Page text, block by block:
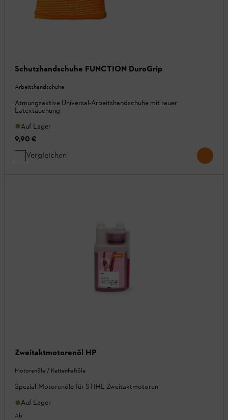
Schutzhandschuhe FUNCTION DuroGrip
Arbeitshandschuhe
Atmungsaktive Universal-Arbeitshandschuhe mit rauer
Latextauchung
Auf Lager
9,90 €
Vergleichen
Zweitaktmotorenöl HP
Motorenöle / Kettenhaftöle
Spezial-Motorenöle für STIHL Zweitaktmotoren
Auf Lager
Ab